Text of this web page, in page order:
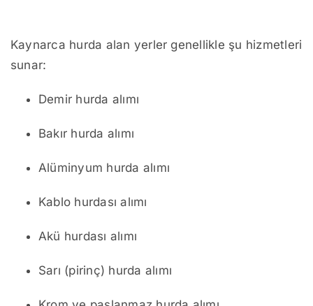
Kaynarca hurda alan yerler genellikle şu hizmetleri
sunar:
Demir hurda alımı
Bakır hurda alımı
Alüminyum hurda alımı
Kablo hurdası alımı
Akü hurdası alımı
Sarı (pirinç) hurda alımı